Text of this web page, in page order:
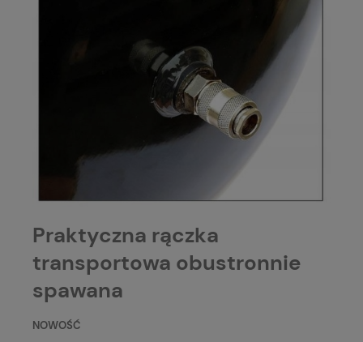
Praktyczna rączka
transportowa obustronnie
spawana
NOWOŚĆ